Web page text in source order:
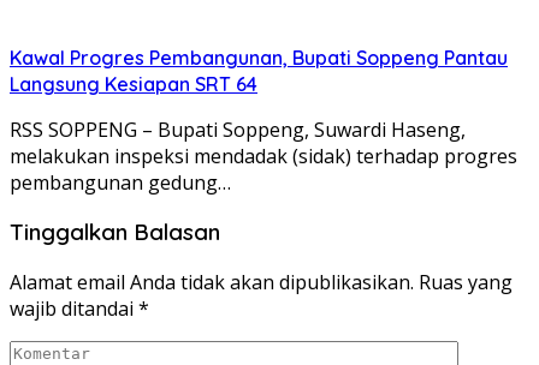
Kawal Progres Pembangunan, Bupati Soppeng Pantau
Langsung Kesiapan SRT 64
RSS SOPPENG – Bupati Soppeng, Suwardi Haseng,
melakukan inspeksi mendadak (sidak) terhadap progres
pembangunan gedung…
Tinggalkan Balasan
Alamat email Anda tidak akan dipublikasikan. Ruas yang
wajib ditandai *